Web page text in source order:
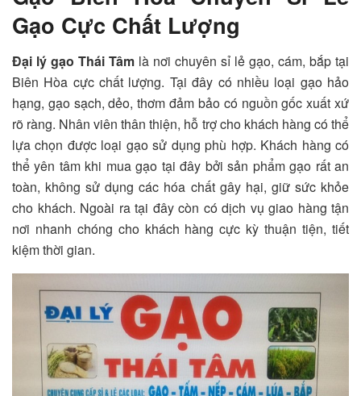
Gạo Cực Chất Lượng
Đại lý gạo Thái Tâm là nơi chuyên sỉ lẻ gạo, cám, bắp tại
Biên Hòa cực chất lượng. Tại đây có nhiều loại gạo hảo
hạng, gạo sạch, dẻo, thơm đảm bảo có nguồn gốc xuất xứ
rõ ràng. Nhân viên thân thiện, hỗ trợ cho khách hàng có thể
lựa chọn được loại gạo sử dụng phù hợp. Khách hàng có
thể yên tâm khi mua gạo tại đây bởi sản phẩm gạo rất an
toàn, không sử dụng các hóa chất gây hại, giữ sức khỏe
cho khách. Ngoài ra tại đây còn có dịch vụ giao hàng tận
nơi nhanh chóng cho khách hàng cực kỳ thuận tiện, tiết
kiệm thời gian.